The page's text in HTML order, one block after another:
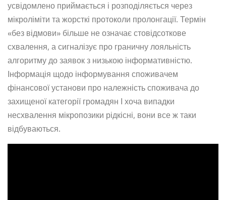
усвідомлено приймається і розподіляється через
мікроліміти та жорсткі протоколи пролонгації. Термін
«без відмови» більше не означає стовідсоткове
схвалення, а сигналізує про граничну лояльність
алгоритму до заявок з низькою інформативністю.
Інформація щодо інформування споживачем
фінансової установи про належність споживача до
захищеної категорії громадян І хоча випадки
несхвалення мікропозики рідкісні, вони все ж таки
відбуваються.